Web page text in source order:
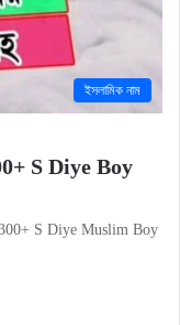
ইসলামিক নাম
S Diye Boy
(300+ S Diye Muslim Boy